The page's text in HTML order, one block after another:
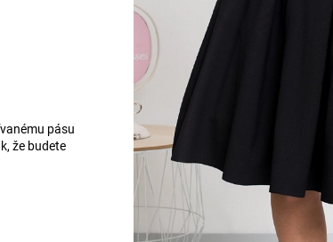
pásu
že budete